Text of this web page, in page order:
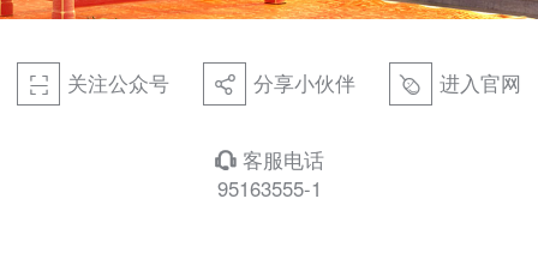
򰀁 关注公众号 򰀂 分享小伙伴 򰀄 进入官网
򰀃 客服电话
95163555-1